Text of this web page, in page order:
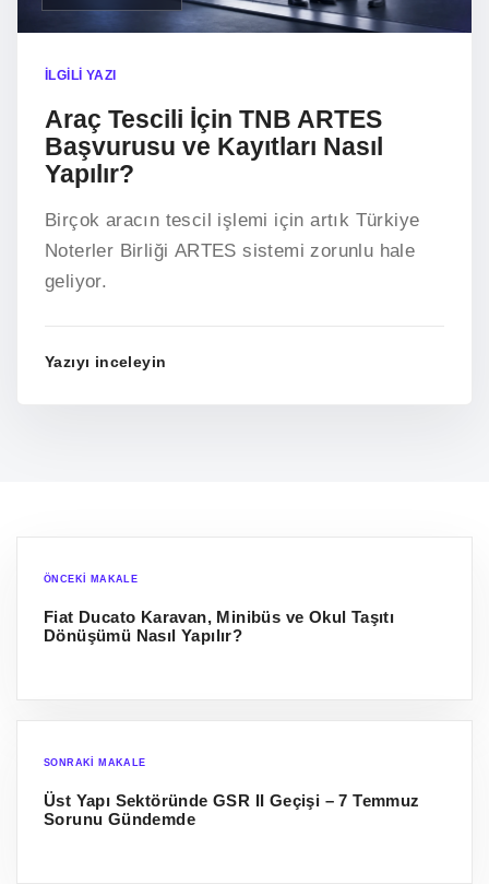
İLGILI YAZI
Araç Tescili İçin TNB ARTES
Başvurusu ve Kayıtları Nasıl
Yapılır?
Birçok aracın tescil işlemi için artık Türkiye
Noterler Birliği ARTES sistemi zorunlu hale
geliyor.
Yazıyı inceleyin
ÖNCEKI MAKALE
Fiat Ducato Karavan, Minibüs ve Okul Taşıtı
Dönüşümü Nasıl Yapılır?
SONRAKI MAKALE
Üst Yapı Sektöründe GSR II Geçişi – 7 Temmuz
Sorunu Gündemde